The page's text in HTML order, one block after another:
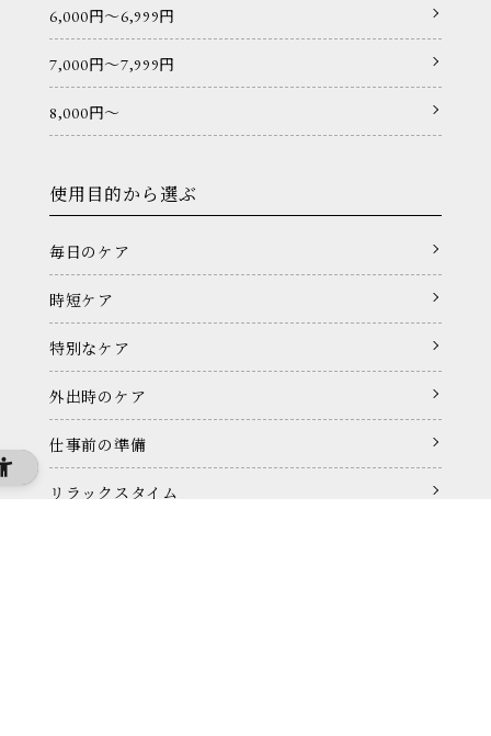
6,000円〜6,999円
7,000円〜7,999円
8,000円〜
使用目的から選ぶ
毎日のケア
時短ケア
特別なケア
外出時のケア
仕事前の準備
リラックスタイム